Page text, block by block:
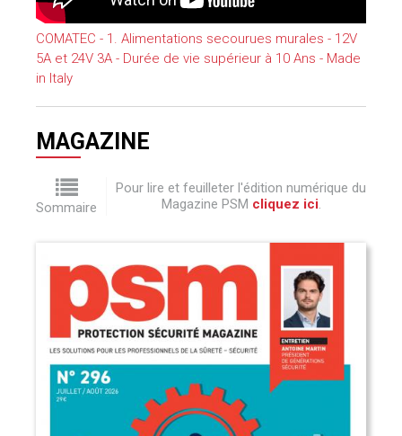
COMATEC - 1. Alimentations secourues murales - 12V
5A et 24V 3A - Durée de vie supérieur à 10 Ans - Made
in Italy
MAGAZINE
Sommaire
Pour lire et feuilleter l'édition numérique du
Magazine PSM cliquez ici.